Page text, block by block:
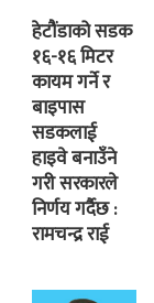
हेटौंडाको सडक
१६-१६ मिटर
कायम गर्ने र
बाइपास
सडकलाई
हाइवे बनाउँने
गरी सरकारले
निर्णय गर्दैछ :
रामचन्द्र राई